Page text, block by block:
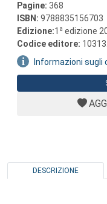
Pagine: 368
ISBN: 9788835156703
Edizione:1 a edizione
Codice editore:
Informazioni sugli
DESCRIZIONE